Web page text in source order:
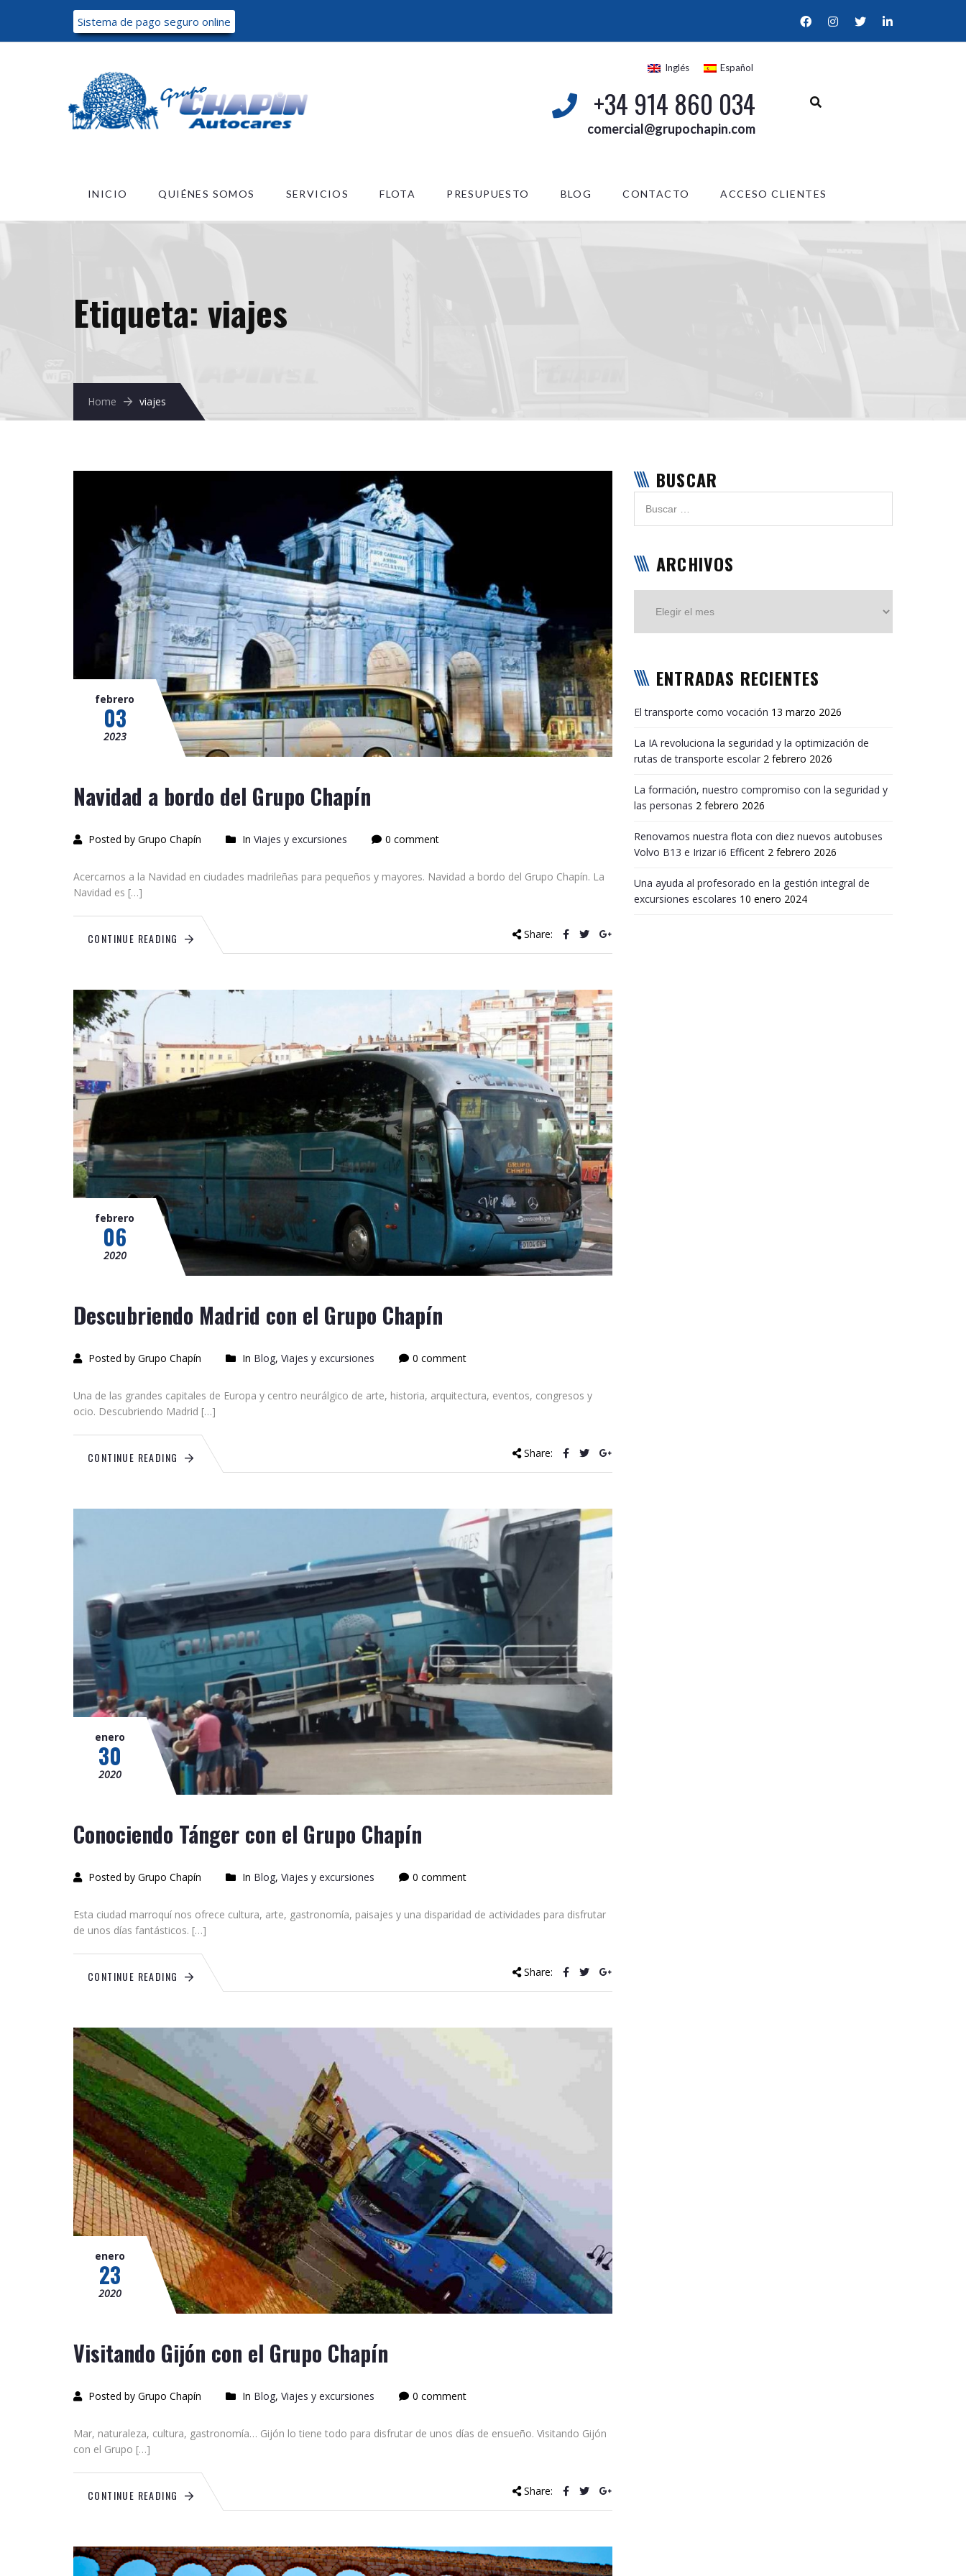
Sistema de pago seguro online
Inglés Español
+34 914 860 034
comercial@grupochapin.com
INICIO QUIÉNES SOMOS SERVICIOS FLOTA PRESUPUESTO BLOG CONTACTO ACCESO CLIENTES
Etiqueta: viajes
Home viajes
febrero
03
2023
Navidad a bordo del Grupo Chapín
Posted by Grupo Chapín In Viajes y excursiones 0 comment
Acercarnos a la Navidad en ciudades madrileñas para pequeños y mayores. Navidad a bordo del Grupo Chapín. La
Navidad es […]
CONTINUE READING Share:
febrero
06
2020
Descubriendo Madrid con el Grupo Chapín
Posted by Grupo Chapín In Blog, Viajes y excursiones 0 comment
Una de las grandes capitales de Europa y centro neurálgico de arte, historia, arquitectura, eventos, congresos y
ocio. Descubriendo Madrid […]
CONTINUE READING Share:
enero
30
2020
Conociendo Tánger con el Grupo Chapín
Posted by Grupo Chapín In Blog, Viajes y excursiones 0 comment
Esta ciudad marroquí nos ofrece cultura, arte, gastronomía, paisajes y una disparidad de actividades para disfrutar
de unos días fantásticos. […]
CONTINUE READING Share:
enero
23
2020
Visitando Gijón con el Grupo Chapín
Posted by Grupo Chapín In Blog, Viajes y excursiones 0 comment
Mar, naturaleza, cultura, gastronomía… Gijón lo tiene todo para disfrutar de unos días de ensueño. Visitando Gijón
con el Grupo […]
CONTINUE READING Share:
BUSCAR
ARCHIVOS
ENTRADAS RECIENTES
El transporte como vocación 13 marzo 2026
La IA revoluciona la seguridad y la optimización de
rutas de transporte escolar 2 febrero 2026
La formación, nuestro compromiso con la seguridad y
las personas 2 febrero 2026
Renovamos nuestra flota con diez nuevos autobuses
Volvo B13 e Irizar i6 Efficent 2 febrero 2026
Una ayuda al profesorado en la gestión integral de
excursiones escolares 10 enero 2024